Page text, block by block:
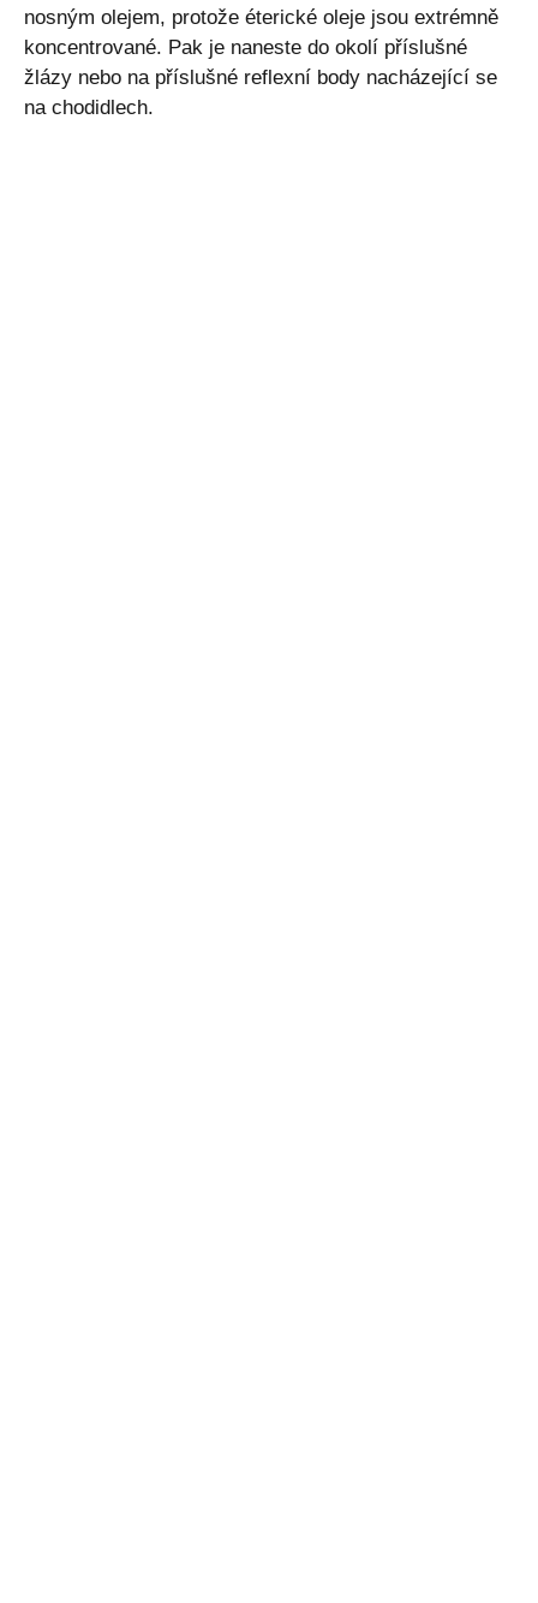
nosným olejem, protože éterické oleje jsou extrémně
koncentrované. Pak je naneste do okolí příslušné
žlázy nebo na příslušné reflexní body nacházející se
na chodidlech.